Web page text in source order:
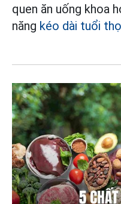
quen ăn uống khoa
năng kéo dài tuổi thọ